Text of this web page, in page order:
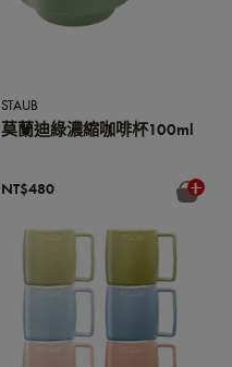
STAUB
莫蘭迪綠濃縮咖啡杯100ml
NT$480